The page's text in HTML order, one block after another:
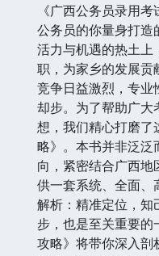
《广西公务员录用
公务员的你量身打造
活力与机遇的热土上
职，为家乡的发展贡
竞争日益激烈，专业
却步。为了帮助广大
想，我们精心打磨了
略》。本书并非泛泛
向，紧密结合广西
供一套系统、全面、
解析：精准定位，知
步，也是至关重要
攻略》将带你深入剖